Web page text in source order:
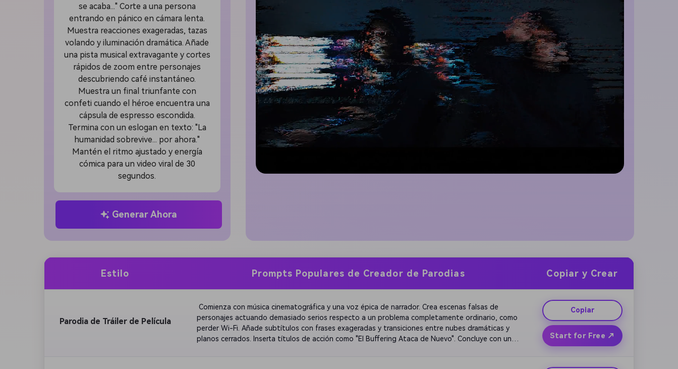
se acaba..." Corte a una persona
entrando en pánico en cámara lenta.
Muestra reacciones exageradas, tazas
volando y iluminación dramática. Añade
una pista musical extravagante y cortes
rápidos de zoom entre personajes
descubriendo café instantáneo.
Muestra un final triunfante con
confeti cuando el héroe encuentra una
cápsula de espresso escondida.
Termina con un eslogan en texto: "La
humanidad sobrevive... por ahora."
Mantén el ritmo ajustado y energía
cómica para un video viral de 30
segundos.
Generar Ahora
Estilo Prompts Populares de Creador de Parodias Copiar y Crear
Parodia de Tráiler de Película
Comienza con música cinematográfica y una voz épica de narrador. Crea escenas falsas de
personajes actuando demasiado serios respecto a un problema completamente ordinario, como
perder Wi-Fi. Añade subtítulos con frases exageradas y transiciones entre nubes dramáticas y
planos cerrados. Inserta títulos de acción como "El Buffering Ataca de Nuevo". Concluye con un
Copiar
Start for Free ↗